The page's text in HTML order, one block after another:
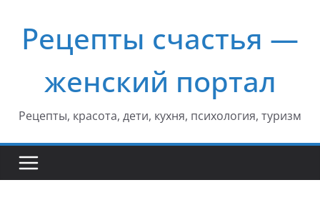
содержимому
Рецепты счастья —
женский портал
Рецепты, красота, дети, кухня, психология, туризм